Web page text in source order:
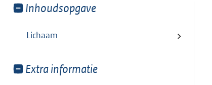
Toon
van:
Inhoudsopgave
Lichaam
Toon
Extra informatie